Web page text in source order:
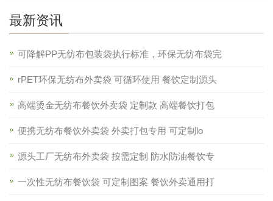
最新资讯
可降解PP无纺布包装袋执行标准，环保无纺布袋完
rPET环保无纺布外卖袋 可循环使用 餐饮定制源头
高端烫金无纺布餐饮外卖袋 定制款 高端餐饮打包
便携无纺布餐饮外卖袋 外卖打包专用 可定制lo
源头工厂无纺布外卖袋 按需定制 防水防油餐饮专
一次性无纺布餐饮袋 可定制图案 餐饮外卖通用打